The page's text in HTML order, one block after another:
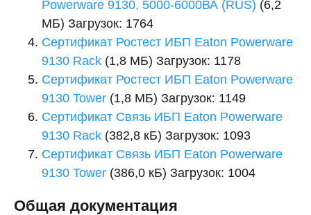
Powerware 9130, 5000-6000ВА (RUS) (6,2
МБ) Загрузок: 1764
Сертификат Ростест ИБП Eaton Powerware
9130 Rack (1,8 МБ) Загрузок: 1178
Сертификат Ростест ИБП Eaton Powerware
9130 Tower (1,8 МБ) Загрузок: 1149
Сертификат Связь ИБП Eaton Powerware
9130 Rack (382,8 кБ) Загрузок: 1093
Сертификат Связь ИБП Eaton Powerware
9130 Tower (386,0 кБ) Загрузок: 1004
Общая документация